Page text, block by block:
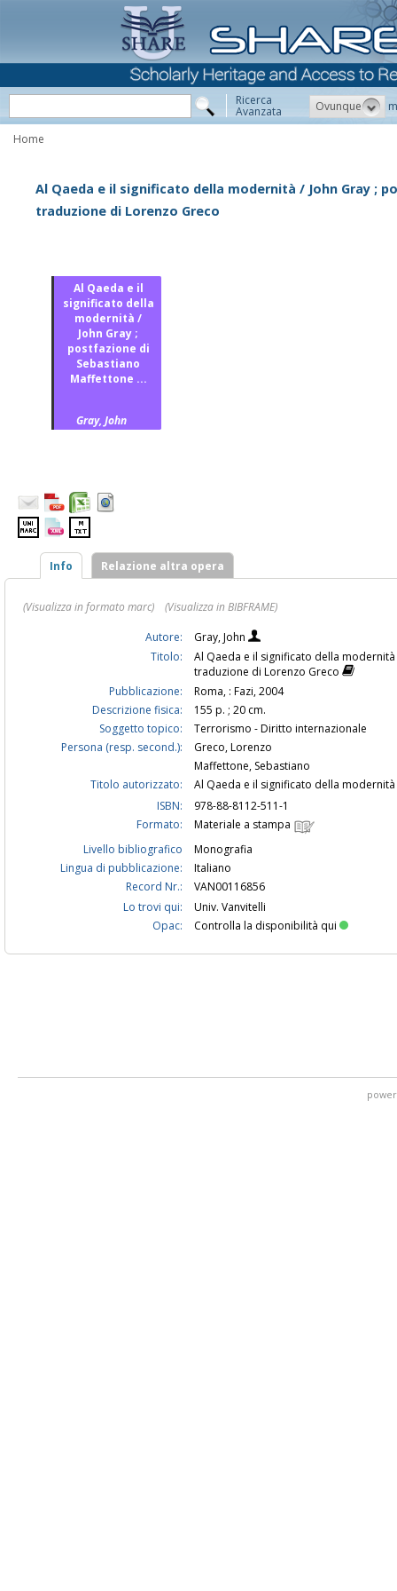
Ricerca
Avanzata Ovunque
Home
Al Qaeda e il significato della modernità / John Gray ;
traduzione di Lorenzo Greco
Al Qaeda e il
significato della
modernità /
John Gray ;
postfazione di
Sebastiano
Maffettone ...
Gray, John
Info Relazione altra opera
(Visualizza in formato marc)
(Visualizza in BIBFRAME)
Autore:
Gray, John
Titolo:
Al Qaeda e il significato della
traduzione di Lorenzo Greco
Pubblicazione:
Roma, : Fazi, 2004
Descrizione fisica:
155 p. ; 20 cm.
Soggetto topico:
Terrorismo - Diritto internazionale
Persona (resp. second.):
Greco, Lorenzo
Maffettone, Sebastiano
Titolo autorizzato:
Al Qaeda e il significato della
ISBN:
978-88-8112-511-1
Formato:
Materiale a stampa
Livello bibliografico
Monografia
Lingua di pubblicazione:
Italiano
Record Nr.:
VAN00116856
Lo trovi qui:
Univ. Vanvitelli
Opac:
Controlla la disponibilità qui